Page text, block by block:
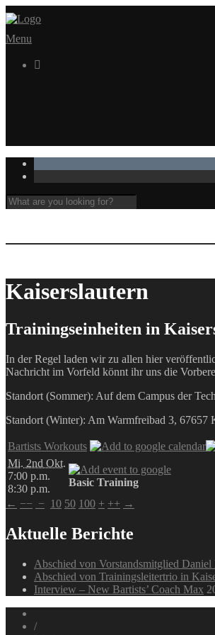
Menu

Kaiserslautern
Trainingseinheiten in
In der Regel laden wir zu allen hier
Nachricht im Vorfeld könnt ihr uns die
Standort (Sommer): Auf dem Campus der
Standort (Winter): Am Warmfreibad 3, 67657
Bartists Workouts
Mi. 2nd Okt.
7:00 p.m.
8:30 p.m.
Basic Training
← −− − 10 50 100 + ++ →
Aktuelle Berichte
Abschied von Vorstandsmitglied Daniel
Abschied von Trainingsleitertrio in
Interview – New Bartists’ Coach Max
/